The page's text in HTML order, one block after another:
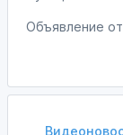
Объявление от